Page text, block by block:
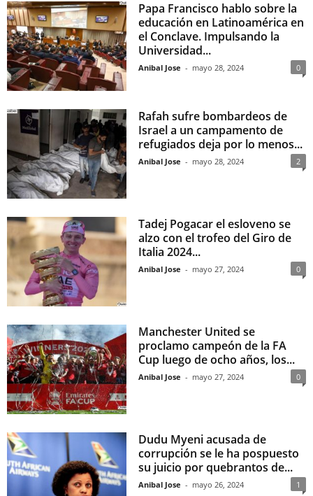
Papa Francisco hablo sobre la
educación en Latinoamérica en
el Conclave. Impulsando la
Universidad...
Anibal Jose - mayo 28, 2024 0
Rafah sufre bombardeos de
Israel a un campamento de
refugiados deja por lo menos...
Anibal Jose - mayo 28, 2024 2
Tadej Pogacar el esloveno se
alzo con el trofeo del Giro de
Italia 2024...
Anibal Jose - mayo 27, 2024 0
Manchester United se
proclamo campeón de la FA
Cup luego de ocho años, los...
Anibal Jose - mayo 27, 2024 0
Dudu Myeni acusada de
corrupción se le ha pospuesto
su juicio por quebrantos de...
Anibal Jose - mayo 26, 2024 1